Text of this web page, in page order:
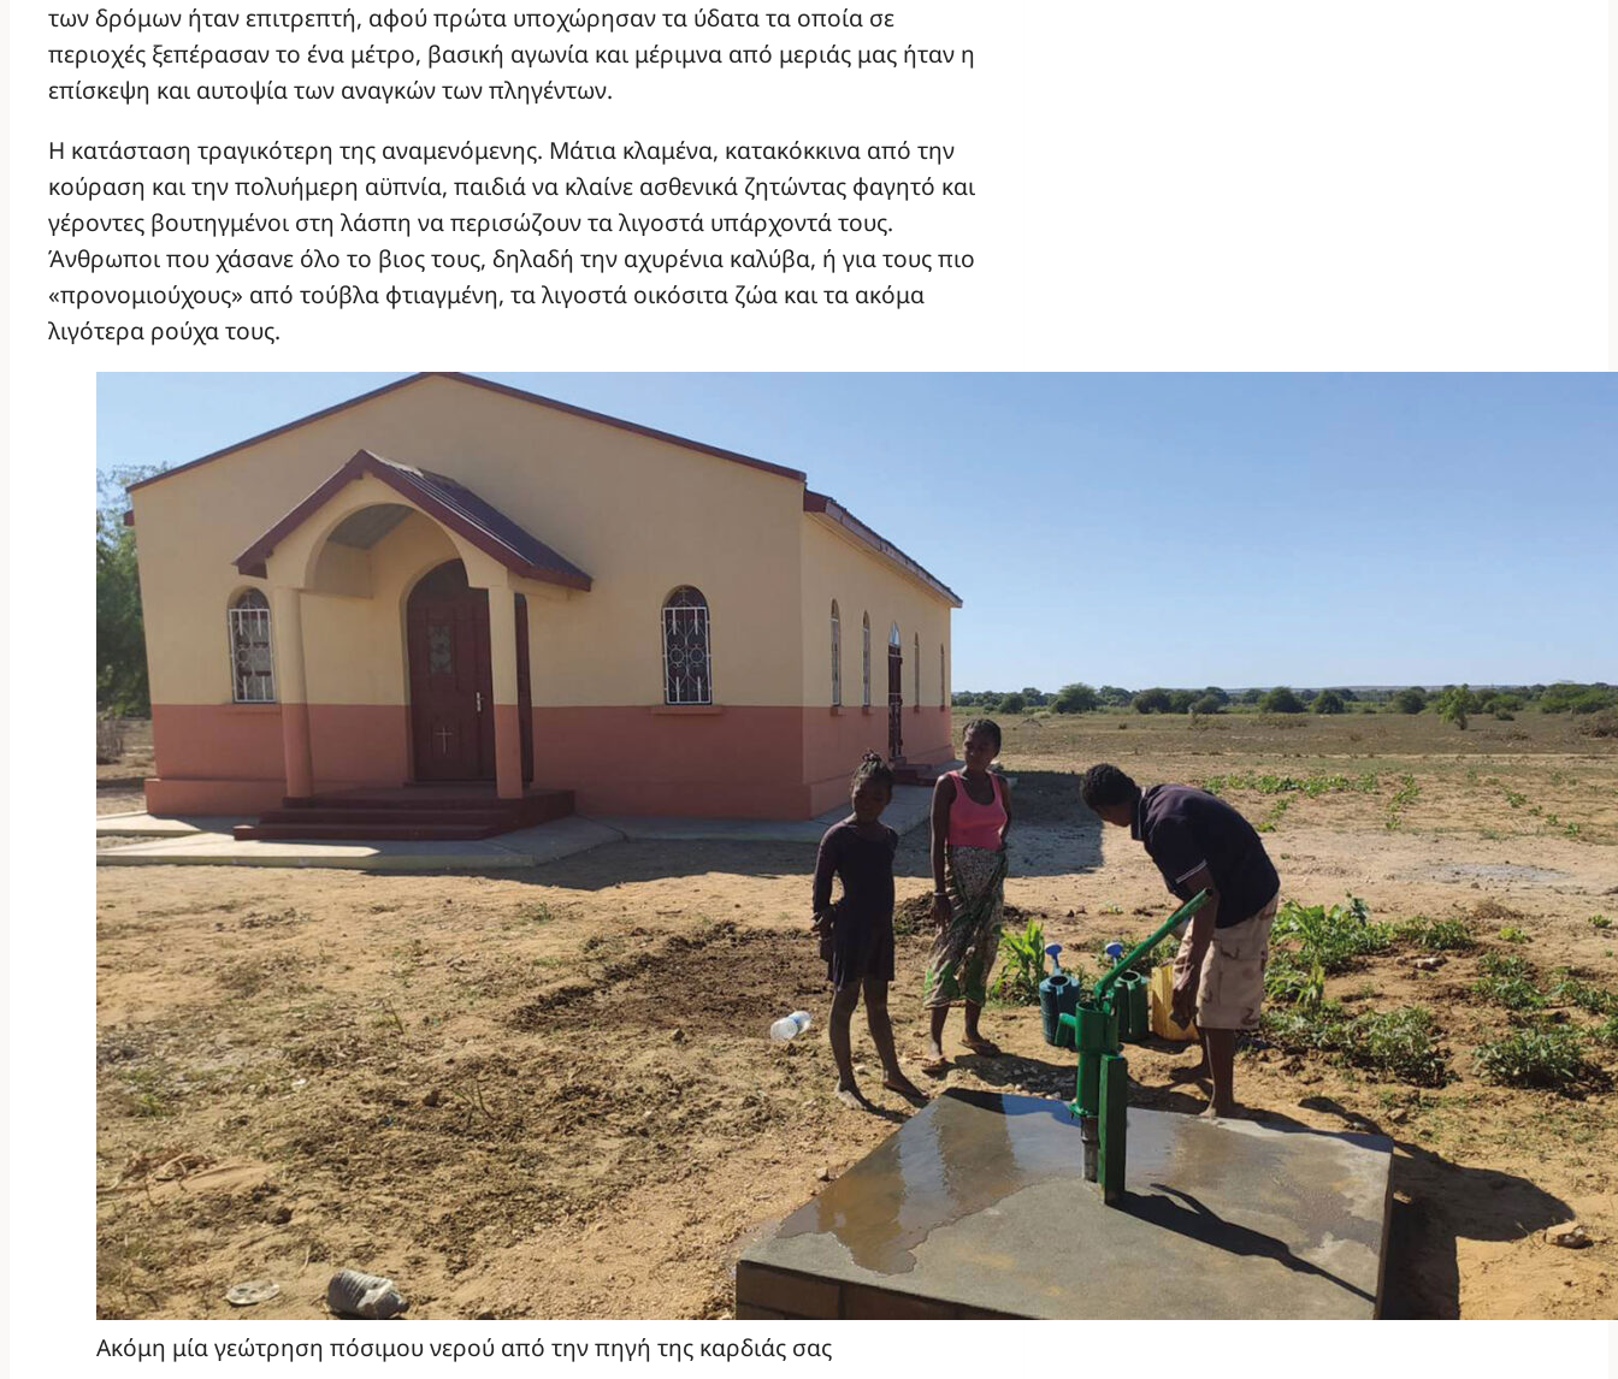
των δρόμων ήταν επιτρεπτή, αφού πρώτα υποχώρησαν τα ύδατα τα οποία σε
περιοχές ξεπέρασαν το ένα μέτρο, βασική αγωνία και μέριμνα από μεριάς μας ήταν η
επίσκεψη και αυτοψία των αναγκών των πληγέντων.
Η κατάσταση τραγικότερη της αναμενόμενης. Μάτια κλαμένα, κατακόκκινα από την
κούραση και την πολυήμερη αϋπνία, παιδιά να κλαίνε ασθενικά ζητώντας φαγητό και
γέροντες βουτηγμένοι στη λάσπη να περισώζουν τα λιγοστά υπάρχοντά τους.
Άνθρωποι που χάσανε όλο το βιος τους, δηλαδή την αχυρένια καλύβα, ή για τους πιο
«προνομιούχους» από τούβλα φτιαγμένη, τα λιγοστά οικόσιτα ζώα και τα ακόμα
λιγότερα ρούχα τους.
Ακόμη μία γεώτρηση πόσιμου νερού από την πηγή της καρδιάς σας